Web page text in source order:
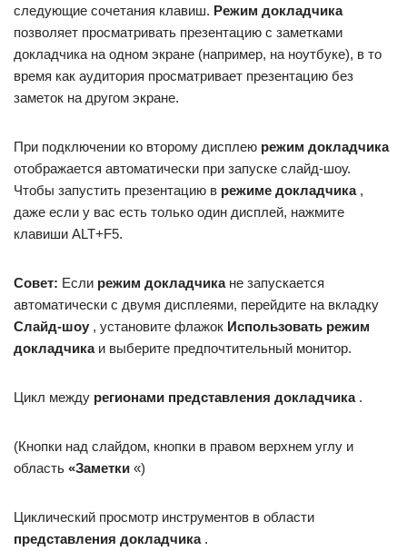
следующие сочетания клавиш. Режим докладчика
позволяет просматривать презентацию с заметками
докладчика на одном экране (например, на ноутбуке), в то
время как аудитория просматривает презентацию без
заметок на другом экране.
При подключении ко второму дисплею режим докладчика
отображается автоматически при запуске слайд-шоу.
Чтобы запустить презентацию в режиме докладчика,
даже если у вас есть только один дисплей, нажмите
клавиши ALT+F5.
Совет: Если режим докладчикане запускается
автоматически с двумя дисплеями, перейдите на вкладку
Слайд-шоу , установите флажок Использовать режим
докладчикаи выберите предпочтительный монитор.
Цикл между регионами представления докладчика.
(Кнопки над слайдом, кнопки в правом верхнем углу и
область «Заметки «)
Циклический просмотр инструментов в области
представления докладчика.